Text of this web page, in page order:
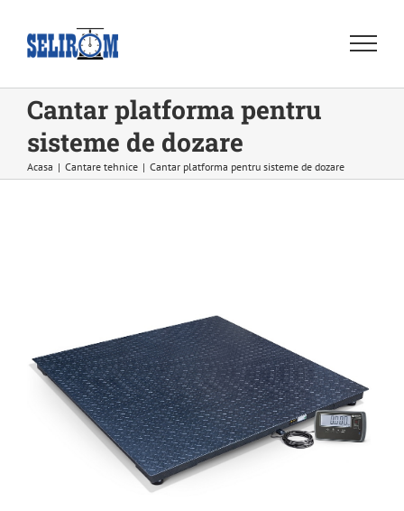
content
Cantar platforma pentru
sisteme de dozare
Acasa | Cantare tehnice | Cantar platforma pentru sisteme de dozare